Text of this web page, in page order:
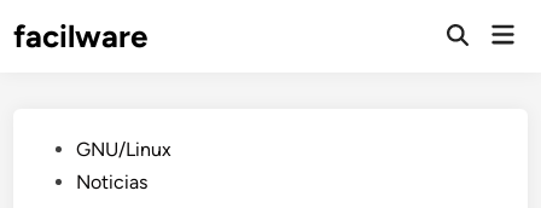
facilware
Publicado
en
GNU/Linux
Noticias